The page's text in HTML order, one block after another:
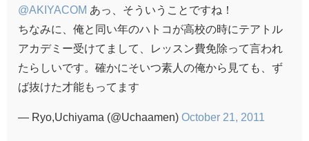
@AKIYACOM あっ、そういうことですね！
ちなみに、俺と同い年のハトコが高校の時にテアトル
アカデミー受けてまして、レッスン費免除って言われ
たらしいです。確かにそいつ素人の俺から見ても、ず
ば抜けた才能もってます
— Ryo,Uchiyama (@Uchaamen) October 21, 2011